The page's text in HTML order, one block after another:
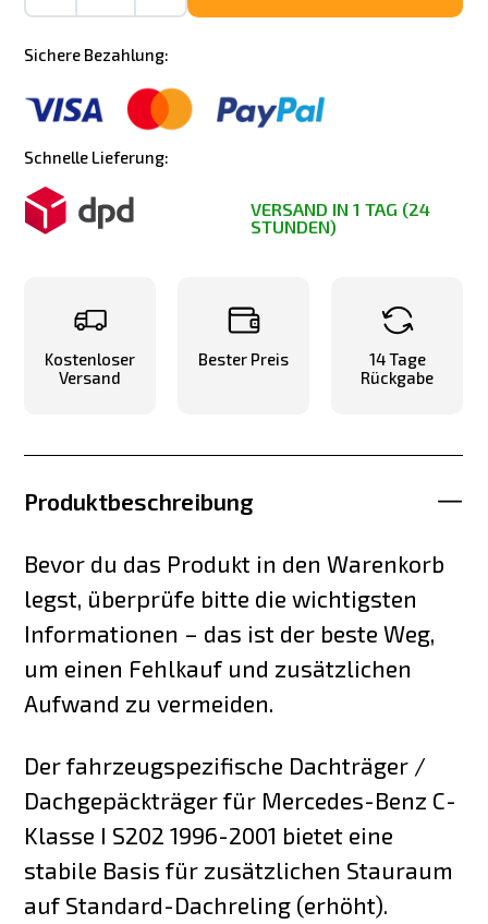
Sichere Bezahlung:
Schnelle Lieferung:
VERSAND IN 1 TAG (24
STUNDEN)
Kostenloser
Versand
Bester Preis
14 Tage
Rückgabe
Produktbeschreibung
Bevor du das Produkt in den Warenkorb
legst, überprüfe bitte die wichtigsten
Informationen – das ist der beste Weg,
um einen Fehlkauf und zusätzlichen
Aufwand zu vermeiden.
Der fahrzeugspezifische Dachträger /
Dachgepäckträger für Mercedes-Benz C-
Klasse I S202 1996-2001 bietet eine
stabile Basis für zusätzlichen Stauraum
auf Standard-Dachreling (erhöht).